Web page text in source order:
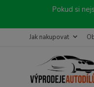
Pokud si
Jak nakupovat